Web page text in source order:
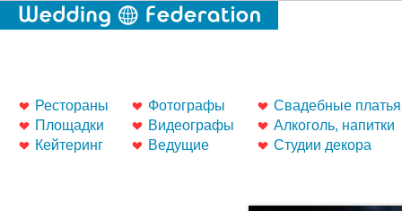
Рестораны
Площадки
Кейтеринг
Фотографы
Видеографы
Ведущие
Свадебные платья
Алкоголь, напитки
Студии декора